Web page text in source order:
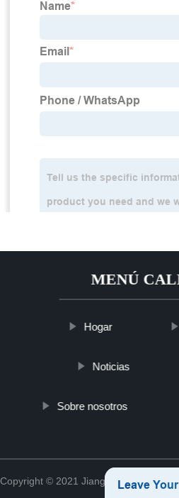
MENÚ
Hogar
Noticias
Sobre nosotros
Copyright © 2021 Jiangsu